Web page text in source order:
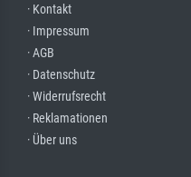
· Kontakt
· Impressum
· AGB
· Datenschutz
· Widerrufsrecht
· Reklamationen
· Über uns